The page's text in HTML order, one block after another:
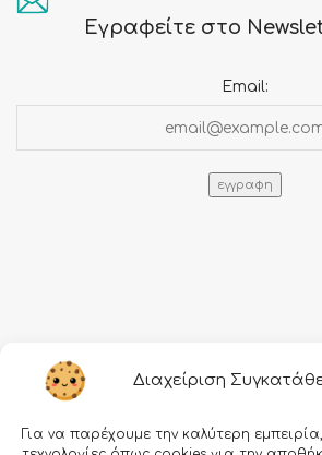
Διαχείριση
Για να παρέχουμε την καλύτερη
Εγραφείτε στο
Email:
Πληροφορίες
Τρόποι πληρωμής